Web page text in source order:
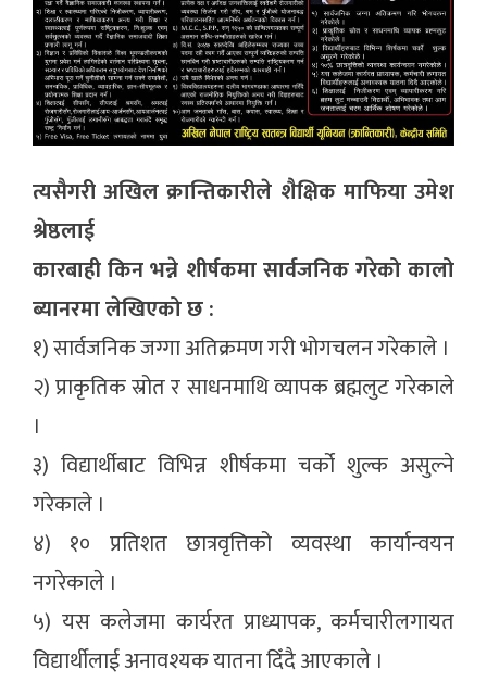
त्यसैगरी अखिल क्रान्तिकारीले शैक्षिक माफिया उमेश
श्रेष्ठलाई
कारबाही किन भन्ने शीर्षकमा सार्वजनिक गरेको कालो
ब्यानरमा लेखिएको छ :
१) सार्वजनिक जग्गा अतिक्रमण गरी भोगचलन गरेकाले ।
२) प्राकृतिक स्रोत र साधनमाथि व्यापक ब्रह्मलुट गरेकाले
।
३) विद्यार्थीबाट विभिन्न शीर्षकमा चर्को शुल्क असुल्ने
गरेकाले ।
४) १० प्रतिशत छात्रवृत्तिको व्यवस्था कार्यान्वयन
नगरेकाले ।
५) यस कलेजमा कार्यरत प्राध्यापक, कर्मचारीलगायत
विद्यार्थीलाई अनावश्यक यातना दिँदै आएकाले ।